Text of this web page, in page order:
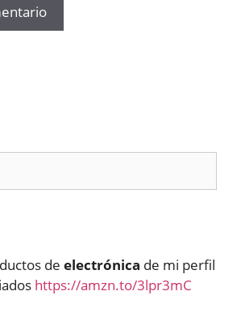
de electrónica de mi perfil
https://amzn.to/3lpr3mC